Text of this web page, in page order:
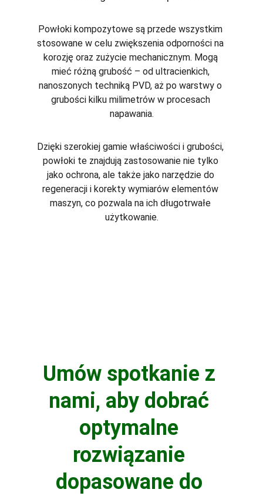
Powłoki kompozytowe są przede wszystkim
stosowane w celu zwiększenia odporności na
korozję oraz zużycie mechanicznym. Mogą
mieć różną grubość – od ultracienkich,
nanoszonych techniką PVD, aż po warstwy o
grubości kilku milimetrów w procesach
napawania.
Dzięki szerokiej gamie właściwości i grubości,
powłoki te znajdują zastosowanie nie tylko
jako ochrona, ale także jako narzędzie do
regeneracji i korekty wymiarów elementów
maszyn, co pozwala na ich długotrwałe
użytkowanie.
Umów spotkanie z
nami, aby dobrać
optymalne
rozwiązanie
dopasowane do